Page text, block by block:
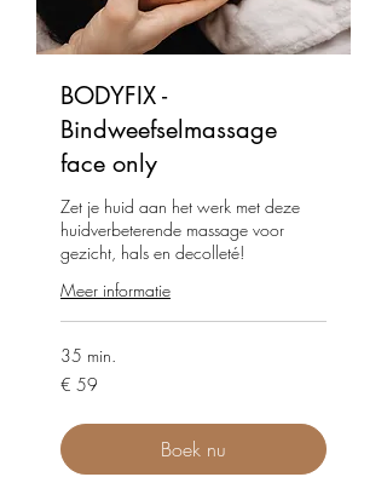
BODYFIX -
Bindweefselmassage
face only
Zet je huid aan het werk met deze
huidverbeterende massage voor
gezicht, hals en decolleté!
Meer informatie
35 min.
59
euro
€ 59
Boek nu